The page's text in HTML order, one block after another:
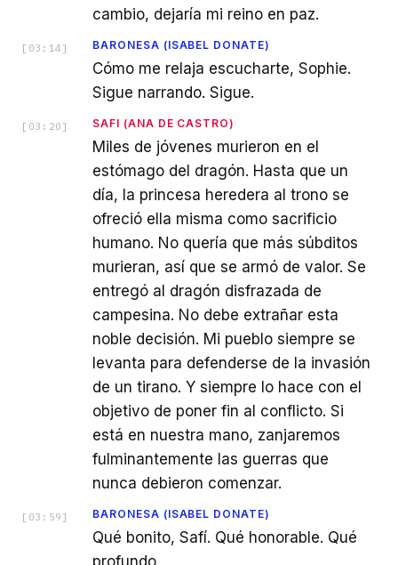
cambio, dejaría mi reino en paz.
[ 03:14 ] BARONESA (ISABEL DONATE)
Cómo me relaja escucharte, Sophie.
Sigue narrando. Sigue.
[ 03:20 ] SAFI (ANA DE CASTRO)
Miles de jóvenes murieron en el
estómago del dragón. Hasta que un
día, la princesa heredera al trono se
ofreció ella misma como sacrificio
humano. No quería que más súbditos
murieran, así que se armó de valor. Se
entregó al dragón disfrazada de
campesina. No debe extrañar esta
noble decisión. Mi pueblo siempre se
levanta para defenderse de la invasión
de un tirano. Y siempre lo hace con el
objetivo de poner fin al conflicto. Si
está en nuestra mano, zanjaremos
fulminantemente las guerras que
nunca debieron comenzar.
[ 03:59 ] BARONESA (ISABEL DONATE)
Qué bonito, Safí. Qué honorable. Qué
profundo.